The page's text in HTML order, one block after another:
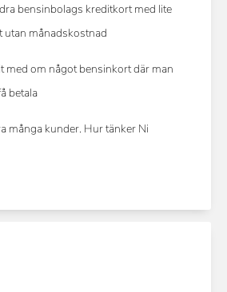
bensinbolags kreditkort med lite
utan månadskostnad
med om något bensinkort där man
betala
många kunder. Hur tänker Ni